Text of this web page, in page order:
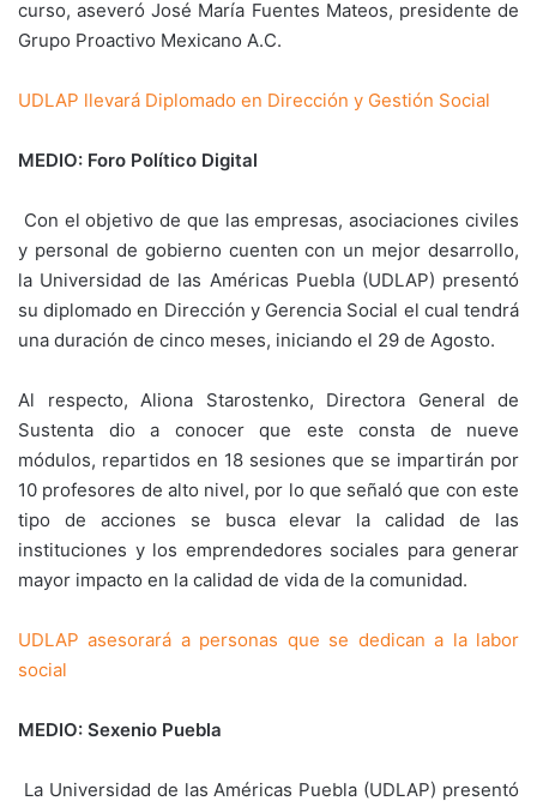
curso, aseveró José María Fuentes Mateos, presidente de
Grupo Proactivo Mexicano A.C.
UDLAP llevará Diplomado en Dirección y Gestión Social
MEDIO: Foro Político Digital
Con el objetivo de que las empresas, asociaciones civiles
y personal de gobierno cuenten con un mejor desarrollo,
la Universidad de las Américas Puebla (UDLAP) presentó
su diplomado en Dirección y Gerencia Social el cual tendrá
una duración de cinco meses, iniciando el 29 de Agosto.
Al respecto, Aliona Starostenko, Directora General de
Sustenta dio a conocer que este consta de nueve
módulos, repartidos en 18 sesiones que se impartirán por
10 profesores de alto nivel, por lo que señaló que con este
tipo de acciones se busca elevar la calidad de las
instituciones y los emprendedores sociales para generar
mayor impacto en la calidad de vida de la comunidad.
UDLAP asesorará a personas que se dedican a la labor
social
MEDIO: Sexenio Puebla
La Universidad de las Américas Puebla (UDLAP) presentó